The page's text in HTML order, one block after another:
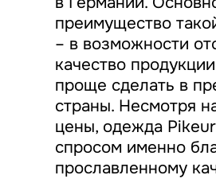
преимущество
– в возможности
качество
проще сделать в
страны. Несмотря
цены, одежда
спросом именно
прославленному